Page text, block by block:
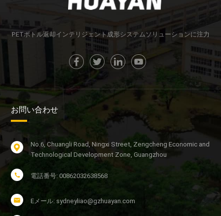
PETボトル返却インテリジェント成形システムソリューションに注力
お問い合わせ
No.6, Chuangli Road, Ningxi Street, Zengcheng Economic and
Technological Development Zone, Guangzhou
電話番号: 00862032638568
Eメール: sydneyliao@gzhuayan.com